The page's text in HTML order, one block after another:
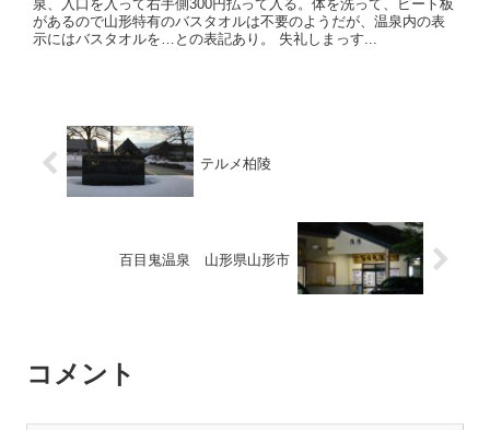
泉、入口を入って右手側300円払って入る。体を洗って、ビート板
があるので山形特有のバスタオルは不要のようだが、温泉内の表
示にはバスタオルを…との表記あり。 失礼しまっす...
テルメ柏陵
百目鬼温泉 山形県山形市
コメント